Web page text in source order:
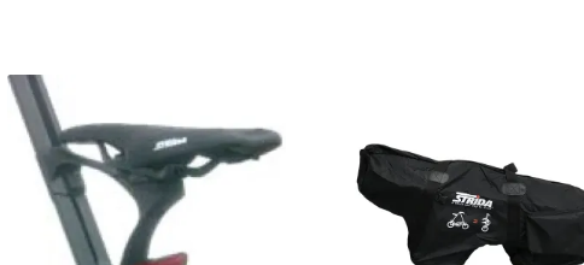
mit
Profil
Menge